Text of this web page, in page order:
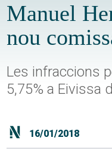
Manuel
nou
Les infraccions
5,75% a Eivissa
16/01/2018